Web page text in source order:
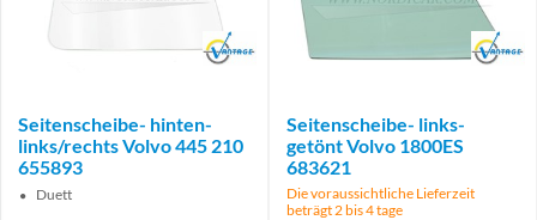
Brand
Seitenscheibe- hinten-
links/rechts Volvo 445 210
655893
Duett
Brand
Seitenscheibe- links-
getönt Volvo 1800ES
683621
Die voraussichtliche Lieferzeit
beträgt 2 bis 4 tage